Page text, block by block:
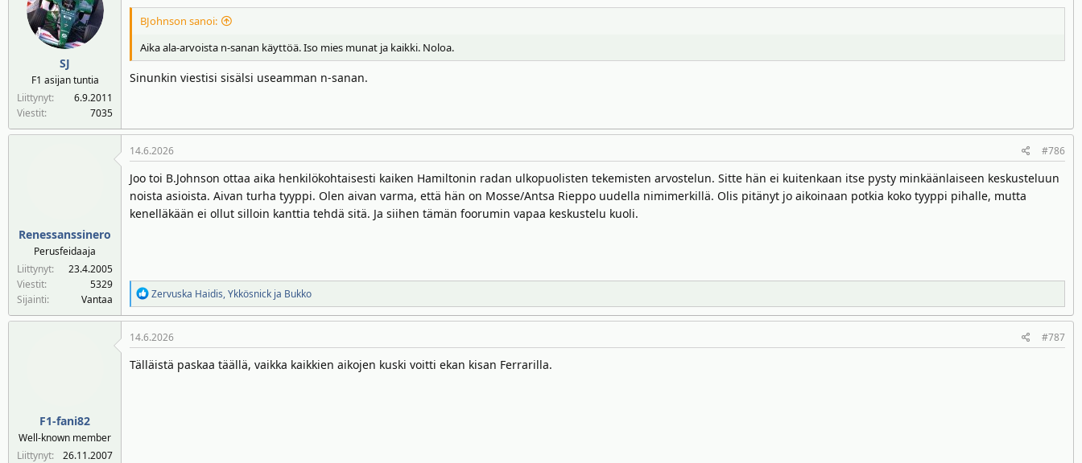
SJ
F1 asijan tuntia
Liittynyt
6.9.2011
Viestit
7035
BJohnson sanoi:
Aika ala-arvoista n-sanan käyttöä. Iso mies munat ja kaikki. Noloa.
Sinunkin viestisi sisälsi useamman n-sanan.
Renessanssinero
Perusfeidaaja
Liittynyt
23.4.2005
Viestit
5329
Sijainti
Vantaa
14.6.2026 #786
Joo toi B.Johnson ottaa aika henkilökohtaisesti kaiken Hamiltonin radan ulkopuolisten tekemisten arvostelun. Sitte hän ei kuitenkaan itse pysty minkäänlaiseen keskusteluun
noista asioista. Aivan turha tyyppi. Olen aivan varma, että hän on Mosse/Antsa Rieppo uudella nimimerkillä. Olis pitänyt jo aikoinaan potkia koko tyyppi pihalle, mutta
kenelläkään ei ollut silloin kanttia tehdä sitä. Ja siihen tämän foorumin vapaa keskustelu kuoli.
R
e
a
k
i
Zervuska Haidis,Ykkösnick ja Bukko
F1-fani82
Well-known member
Liittynyt
26.11.2007
14.6.2026 #787
Tälläistä paskaa täällä, vaikka kaikkien aikojen kuski voitti ekan kisan Ferrarilla.